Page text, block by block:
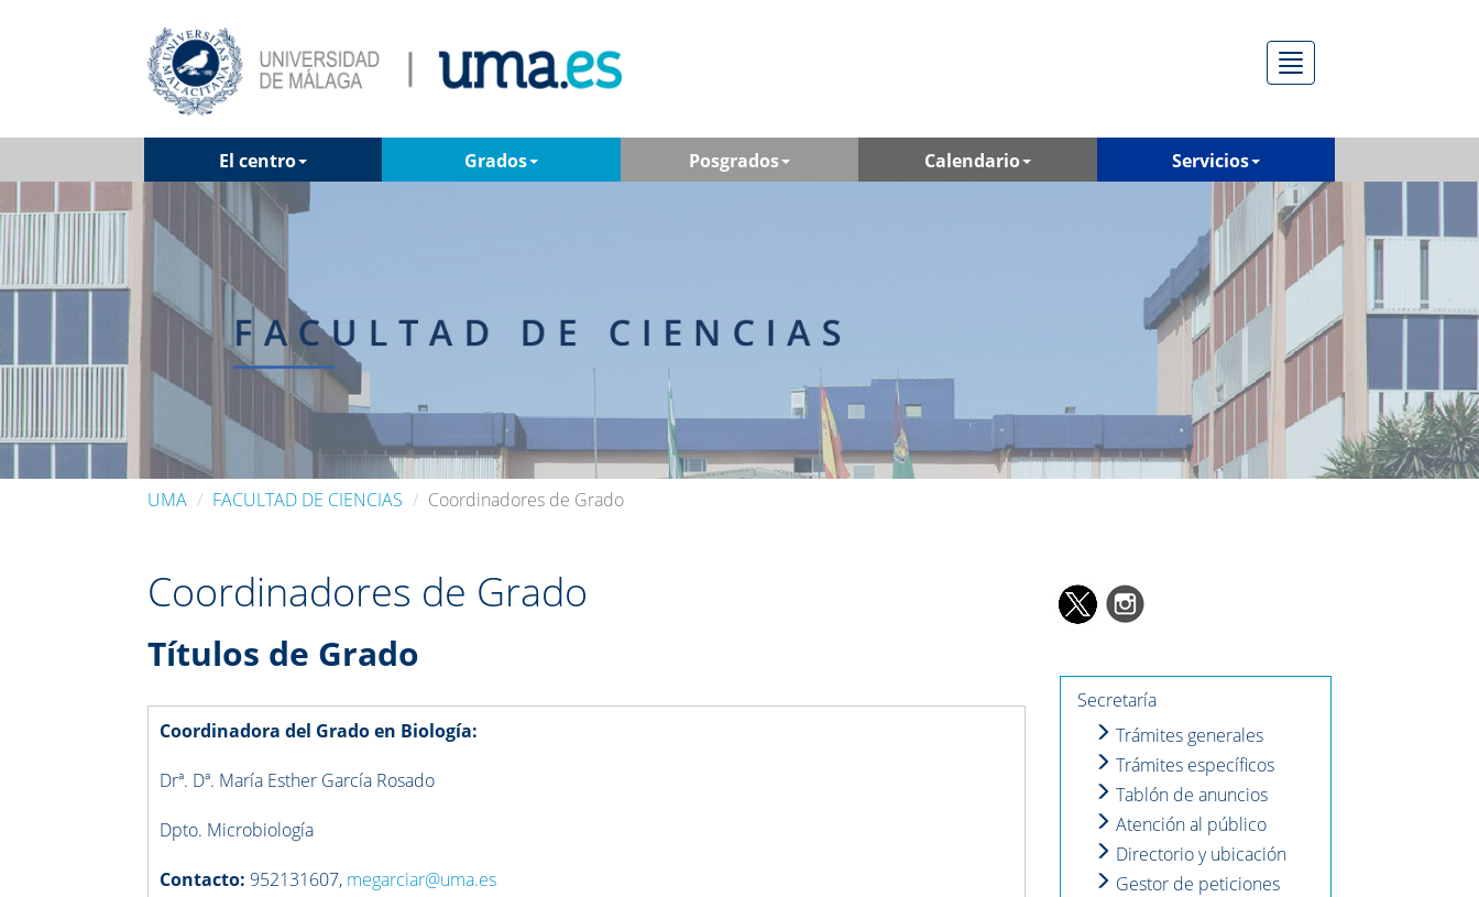
Menú
El centro Grados Posgrados Calendario Servicios
UMA FACULTAD DE CIENCIAS Coordinadores de Grado
Coordinadores de Grado
Títulos de Grado
Coordinadora del Grado en Biología:
Drª. Dª. María Esther García Rosado
Dpto. Microbiología
Contacto: 952131607, megarciar@uma.es
Secretaría
Trámites generales
Trámites específicos
Tablón de anuncios
Atención al público
Directorio y ubicación
Gestor de peticiones